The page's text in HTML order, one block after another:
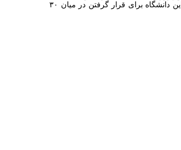
مسئولین دانشگاه امیدوارند این امر در رضایتمندی دانشجویان که امسال کاهش اندکی را تجربه کرده و موجب توقف روند پیشرفت این دانشگاه برای قرار گرفتن در میان ۳۰